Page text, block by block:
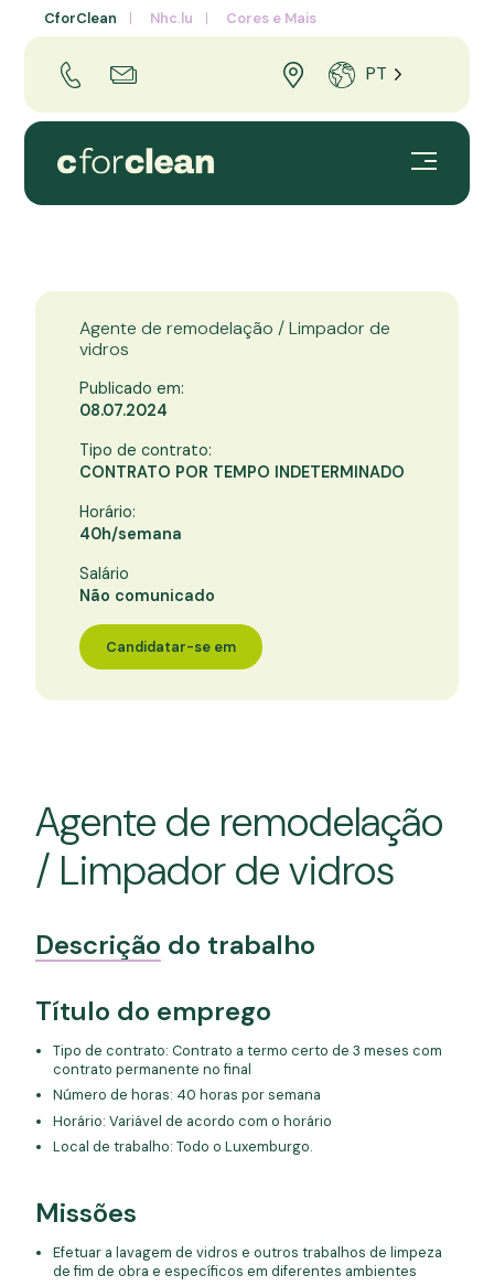
CforClean Nhc.lu Cores e Mais
PT
Agente de remodelação / Limpador de
vidros
Publicado em:
08.07.2024
Tipo de contrato:
CONTRATO POR TEMPO INDETERMINADO
Horário:
40h/semana
Salário
Não comunicado
Candidatar-se em
Agente de remodelação
/ Limpador de vidros
Descrição do trabalho
Título do emprego
Tipo de contrato: Contrato a termo certo de 3 meses com
contrato permanente no final
Número de horas: 40 horas por semana
Horário: Variável de acordo com o horário
Local de trabalho: Todo o Luxemburgo.
Missões
Efetuar a lavagem de vidros e outros trabalhos de limpeza
de fim de obra e específicos em diferentes ambientes